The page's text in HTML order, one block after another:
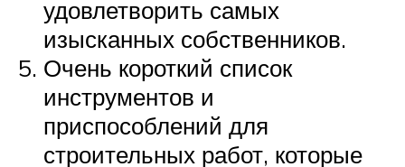
удовлетворить самых
изысканных собственников.
Очень короткий список
инструментов и
приспособлений для
строительных работ, которые